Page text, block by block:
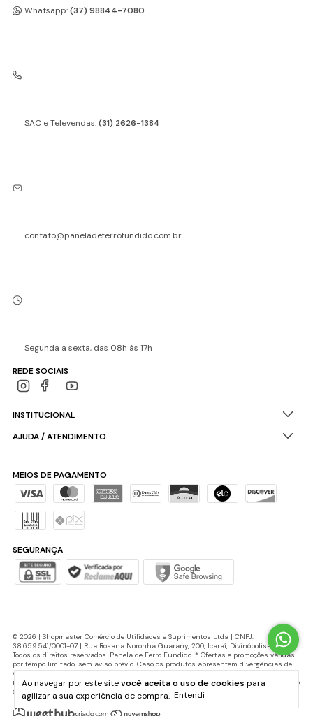
Ao navegar por este sitevocê aceita o uso de cookies para
agilizar a sua experiência de compra. Entendi
Whatsapp:(37) 98844-7080
SAC e Televendas:(31) 2626-1384
contato@paneladeferrofundido.com.br
Segunda a sexta, das 08h às 17h
REDE SOCIAIS
INSTITUCIONAL
AJUDA / ATENDIMENTO
MEIOS DE PAGAMENTO
SEGURANÇA
© 2026 | Shopmaster Comércio de Utilidades e Suprimentos Ltda | CNPJ:
38.659.541/0001-07 | Rua Rosana Noronha Guarany, 200, Icaraí, Divinópolis-MG |
Todos os direitos reservados. Panela de Ferro Fundido. * Ofertas e promoções válidas
por tempo limitado, sem aviso prévio. Caso os produtos apresentem divergências de
valores, o preço válido é o do carrinho de compras. Cupons de desconto possuem
número máximo de utilização e podem ser encerrados a qualquer momento, de acordo
com sua disponibilidade e sem aviso prévio.